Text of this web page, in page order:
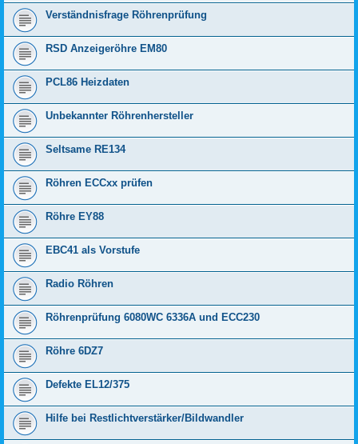
Verständnisfrage Röhrenprüfung
RSD Anzeigeröhre EM80
PCL86 Heizdaten
Unbekannter Röhrenhersteller
Seltsame RE134
Röhren ECCxx prüfen
Röhre EY88
EBC41 als Vorstufe
Radio Röhren
Röhrenprüfung 6080WC 6336A und ECC230
Röhre 6DZ7
Defekte EL12/375
Hilfe bei Restlichtverstärker/Bildwandler